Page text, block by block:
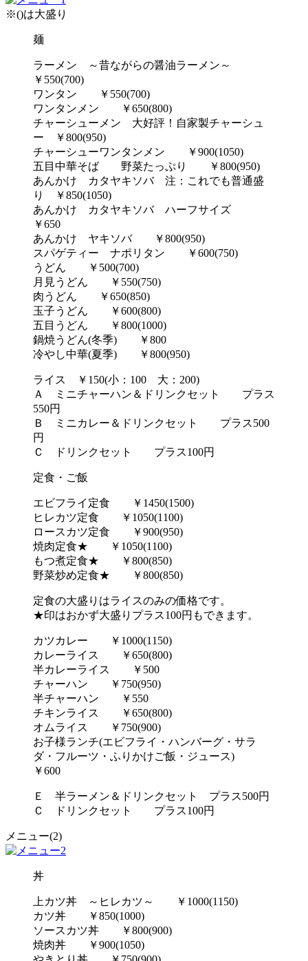
※()は大盛り
麺
ラーメン ～昔ながらの醤油ラーメン～
￥550(700)
ワンタン ￥550(700)
ワンタンメン ￥650(800)
チャーシューメン 大好評！自家製チャーシュ
ー ￥800(950)
チャーシューワンタンメン ￥900(1050)
五目中華そば 野菜たっぷり ￥800(950)
あんかけ カタヤキソバ 注：これでも普通盛
り ￥850(1050)
あんかけ カタヤキソバ ハーフサイズ
￥650
あんかけ ヤキソバ ￥800(950)
スパゲティー ナポリタン ￥600(750)
うどん ￥500(700)
月見うどん ￥550(750)
肉うどん ￥650(850)
玉子うどん ￥600(800)
五目うどん ￥800(1000)
鍋焼うどん(冬季) ￥800
冷やし中華(夏季) ￥800(950)
ライス ￥150(小：100 大：200)
Ａ ミニチャーハン＆ドリンクセット プラス
550円
Ｂ ミニカレー＆ドリンクセット プラス500
円
Ｃ ドリンクセット プラス100円
定食・ご飯
エビフライ定食 ￥1450(1500)
ヒレカツ定食 ￥1050(1100)
ロースカツ定食 ￥900(950)
焼肉定食★ ￥1050(1100)
もつ煮定食★ ￥800(850)
野菜炒め定食★ ￥800(850)
定食の大盛りはライスのみの価格です。
★印はおかず大盛りプラス100円もできます。
カツカレー ￥1000(1150)
カレーライス ￥650(800)
半カレーライス ￥500
チャーハン ￥750(950)
半チャーハン ￥550
チキンライス ￥650(800)
オムライス ￥750(900)
お子様ランチ(エビフライ・ハンバーグ・サラ
ダ・フルーツ・ふりかけご飯・ジュース)
￥600
Ｅ 半ラーメン＆ドリンクセット プラス500円
Ｃ ドリンクセット プラス100円
メニュー(2)
丼
上カツ丼 ～ヒレカツ～ ￥1000(1150)
カツ丼 ￥850(1000)
ソースカツ丼 ￥800(900)
焼肉丼 ￥900(1050)